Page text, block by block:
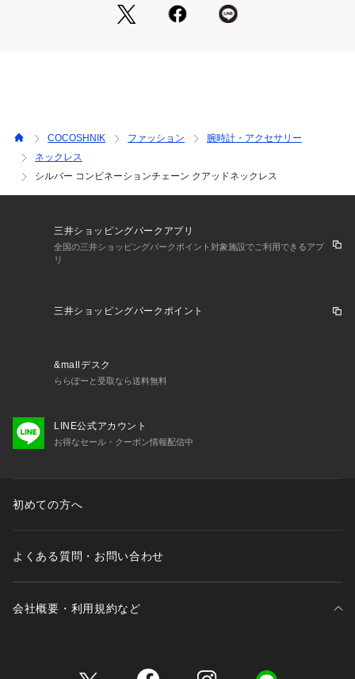
※照明の関係により、実際よりも色味が違って見える場合があ
ります。また、パソコン・スマートフォンなどの環境により、
ーでの修理の対応ができません。
商品と品質証明書をご持参いただき、お近くの直営店へお持込
下さい。
お修理内容によっては有償の場合やお受けできない場合もござ
ショップリスト・連絡先はお手数ですが、ココシュニックのお
取り扱いショップ検索等でご確認お願い致します。
COCOSHNIK ファッション
腕時計・アクセサリー
ネックレス
シルバー コンビネーションチェーン クアッドネックレス
三井ショッピングパークアプリ
全国の三井ショッピングパークポイント対象施設でご利用できるアプ
リ
三井ショッピングパークポイント
&mallデスク
ららぽーと受取なら送料無料
LINE公式アカウント
お得なセール・クーポン情報配信中
初めての方へ
よくある質問・お問い合わせ
会社概要・利用規約など